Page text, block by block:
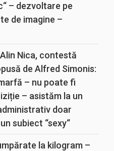
– dezvoltare pe
de imagine –
Nica, contestă
de Alfred Simonis:
– nu poate fi
– asistăm la un
doar
subiect “sexy“
la kilogram –